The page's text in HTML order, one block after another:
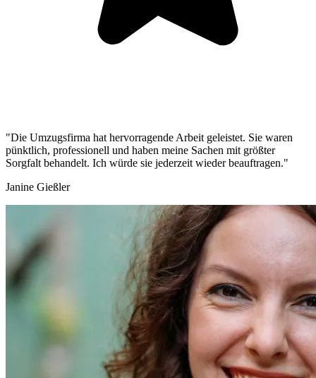
"Die Umzugsfirma hat hervorragende Arbeit geleistet. Sie waren
pünktlich, professionell und haben meine Sachen mit größter
Sorgfalt behandelt. Ich würde sie jederzeit wieder beauftragen."
Janine Gießler